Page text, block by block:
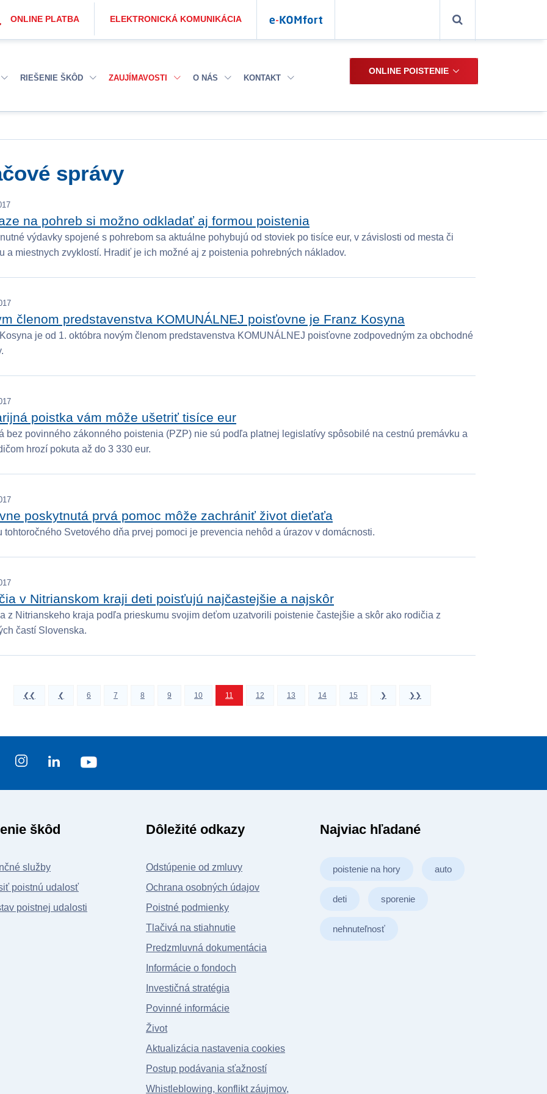
ONLINE PLATBA ELEKTRONICKÁ KOMUNIKÁCIA
RIEŠENIE ŠKÔD ZAUJÍMAVOSTI O NÁS KONTAKT
ONLINE POISTENIE
správy
na pohreb si možno odkladať aj formou poistenia
výdavky spojené s pohrebom sa aktuálne pohybujú od stoviek po tisíce eur, v závislosti od mesta či
a miestnych zvyklostí. Hradiť je ich možné aj z poistenia pohrebných nákladov.
členom predstavenstva KOMUNÁLNEJ poisťovne je Franz Kosyna
je od 1. októbra novým členom predstavenstva KOMUNÁLNEJ poisťovne zodpovedným za obchodné
poistka vám môže ušetriť tisíce eur
bez povinného zákonného poistenia (PZP) nie sú podľa platnej legislatívy spôsobilé na cestnú premávku a
hrozí pokuta až do 3 330 eur.
poskytnutá prvá pomoc môže zachrániť život dieťaťa
tohtoročného Svetového dňa prvej pomoci je prevencia nehôd a úrazov v domácnosti.
v Nitrianskom kraji deti poisťujú najčastejšie a najskôr
z Nitrianskeho kraja podľa prieskumu svojim deťom uzatvorili poistenie častejšie a skôr ako rodičia z
častí Slovenska.
❮❮ ❮ 6 7 8 9 10 11 12 13 14 15 ❯ ❯❯
škôd
služby
poistnú udalosť
poistnej udalosti
Dôležité odkazy
Odstúpenie od zmluvy
Ochrana osobných údajov
Poistné podmienky
Tlačivá na stiahnutie
Predzmluvná dokumentácia
Informácie o fondoch
Investičná stratégia
Povinné informácie
Život
Aktualizácia nastavenia cookies
Postup podávania sťažností
Whistleblowing, konflikt záujmov,
Najviac hľadané
poistenie na hory auto
deti sporenie
nehnuteľnosť